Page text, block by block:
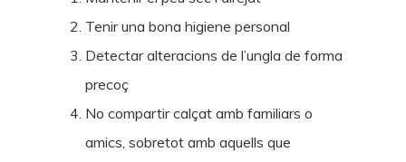
Tenir una bona higiene personal
Detectar alteracions de l’ungla de forma
precoç
No compartir calçat amb familiars o
amics, sobretot amb aquells que